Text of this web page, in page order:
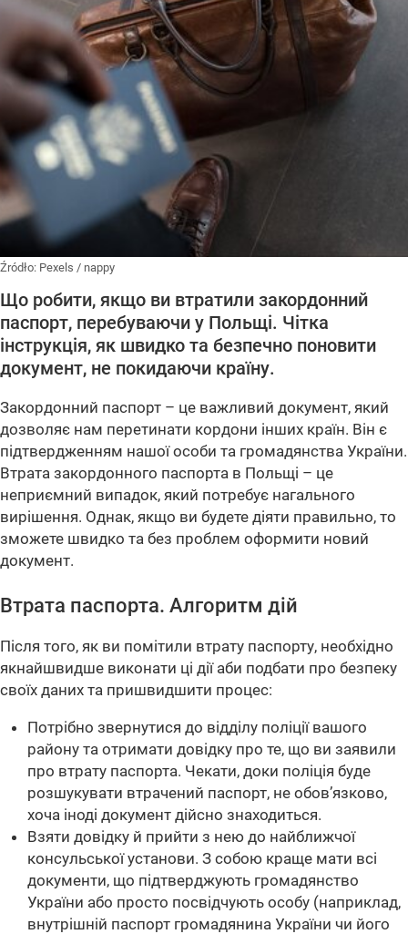
Źródło: Pexels / nappy
Що робити, якщо ви втратили закордонний
паспорт, перебуваючи у Польщі. Чітка
інструкція, як швидко та безпечно поновити
документ, не покидаючи країну.
Закордонний паспорт – це важливий документ, який
дозволяє нам перетинати кордони інших країн. Він є
підтвердженням нашої особи та громадянства України.
Втрата закордонного паспорта в Польщі – це
неприємний випадок, який потребує нагального
вирішення. Однак, якщо ви будете діяти правильно, то
зможете швидко та без проблем оформити новий
документ.
Втрата паспорта. Алгоритм дій
Після того, як ви помітили втрату паспорту, необхідно
якнайшвидше виконати ці дії аби подбати про безпеку
своїх даних та пришвидшити процес:
Потрібно звернутися до відділу поліції вашого
району та отримати довідку про те, що ви заявили
про втрату паспорта. Чекати, доки поліція буде
розшукувати втрачений паспорт, не обов’язково,
хоча іноді документ дійсно знаходиться.
Взяти довідку й прийти з нею до найближчої
консульської установи. З собою краще мати всі
документи, що підтверджують громадянство
України або просто посвідчують особу (наприклад,
внутрішній паспорт громадянина України чи його